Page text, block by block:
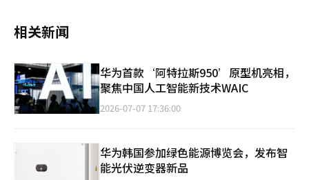
相关新闻
华为首款‘阿特拉斯950’原型机亮相，
聚焦中国人工智能新技术WAIC
2026-07-07 17:36:00
华为韩国参加绿色能源博览会，发布智
能光伏逆变器新品